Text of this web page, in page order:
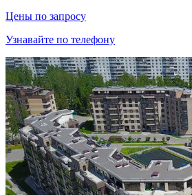
Цены по запросу
Узнавайте по телефону